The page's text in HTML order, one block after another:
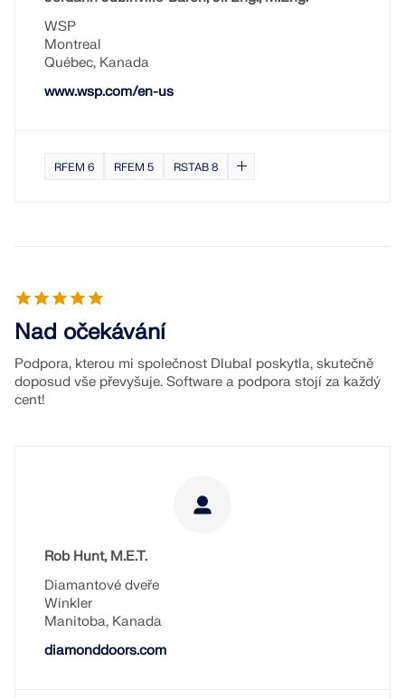
WSP
Montreal
Québec, Kanada
www.wsp.com/en-us
RFEM 6 RFEM 5 RSTAB 8
Nad očekávání
Podpora, kterou mi společnost Dlubal poskytla, skutečně
doposud vše převyšuje. Software a podpora stojí za každý
cent!
Rob Hunt, M.E.T.
Diamantové dveře
Winkler
Manitoba, Kanada
diamonddoors.com